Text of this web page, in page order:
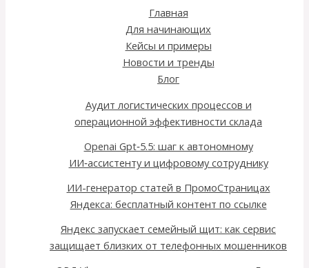
Главная
Для начинающих
Кейсы и примеры
Новости и тренды
Блог
Аудит логистических процессов и
операционной эффективности склада
Openai Gpt‑5.5: шаг к автономному
ИИ‑ассистенту и цифровому сотруднику
ИИ-генератор статей в ПромоСтраницах
Яндекса: бесплатный контент по ссылке
Яндекс запускает семейный щит: как сервис
защищает близких от телефонных мошенников